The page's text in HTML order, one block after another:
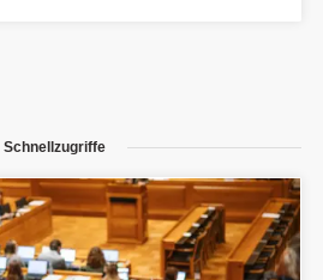
Schnellzugriffe